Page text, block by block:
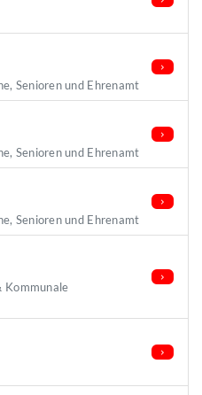
Senioren und Ehrenamt
Senioren und Ehrenamt
Senioren und Ehrenamt
Kommunale